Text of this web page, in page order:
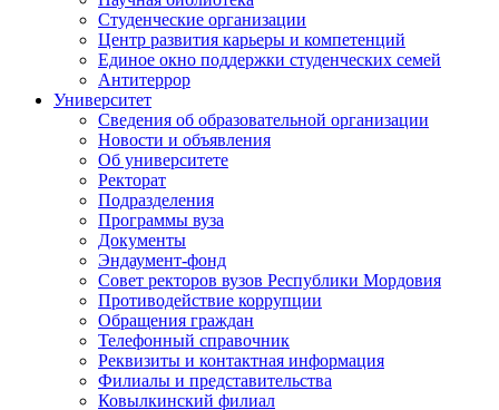
Студенческие организации
Центр развития карьеры и компетенций
Единое окно поддержки студенческих семей
Антитеррор
Университет
Сведения об образовательной организации
Новости и объявления
Об университете
Ректорат
Подразделения
Программы вуза
Документы
Эндаумент-фонд
Совет ректоров вузов Республики Мордовия
Противодействие коррупции
Обращения граждан
Телефонный справочник
Реквизиты и контактная информация
Филиалы и представительства
Ковылкинский филиал